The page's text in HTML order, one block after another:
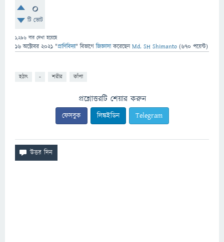
0
টি ভোট
1,296 বার দেখা হয়েছে
16 অক্টোবর 2021 "প্রাণিবিদ্যা" বিভাগে জিজ্ঞাসাকরেছেনMd. SH Shimanto (670 পয়েন্ট)
হঠাৎ - শরীর কাঁপা
প্রশ্নোত্তরটি শেয়ার করুন
ফেসবুক লিঙ্কইডিন Telegram